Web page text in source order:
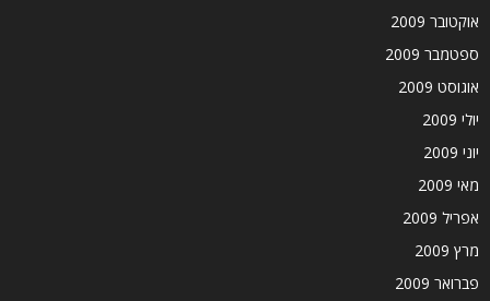
אוקטובר 2009
ספטמבר 2009
אוגוסט 2009
יולי 2009
יוני 2009
מאי 2009
אפריל 2009
מרץ 2009
פברואר 2009